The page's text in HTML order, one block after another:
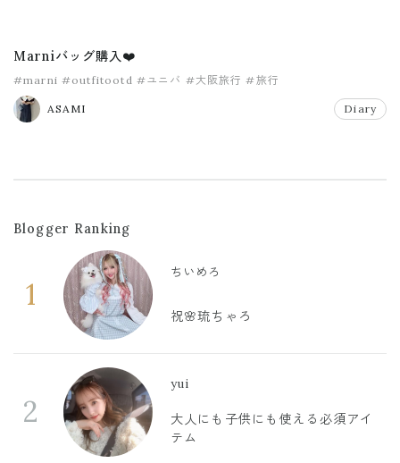
Marniバッグ購入❤️
#marni #outfitootd #ユニバ #大阪旅行 #旅行
ASAMI Diary
Blogger Ranking
1
ちいめろ
祝🌸琉ちゃろ
2
yui
大人にも子供にも使える必須アイ
テム